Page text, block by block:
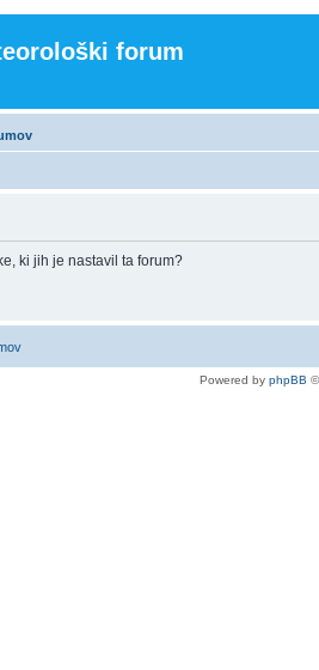
forum
ki jih je nastavil ta forum?
Powered by phpBB